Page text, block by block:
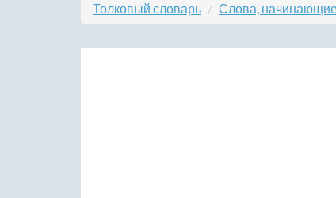
Толковый словарь Слова,